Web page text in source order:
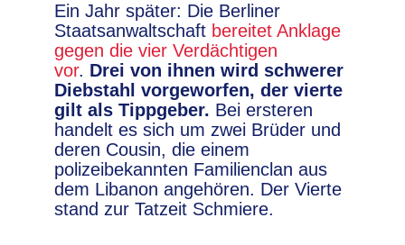
Ein Jahr später: Die Berliner
Staatsanwaltschaft bereitet Anklage
gegen die vier Verdächtigen
vor. Drei von ihnen wird schwerer
Diebstahl vorgeworfen, der vierte
gilt als Tippgeber. Bei ersteren
handelt es sich um zwei Brüder und
deren Cousin, die einem
polizeibekannten Familienclan aus
dem Libanon angehören. Der Vierte
stand zur Tatzeit Schmiere.